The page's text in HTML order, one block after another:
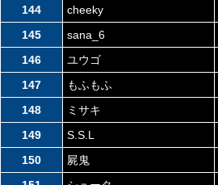
144
cheeky
145
sana_6
146
ユウゴ
147
もふもふ
148
ミサキ
149
S.S.L
150
屍鬼